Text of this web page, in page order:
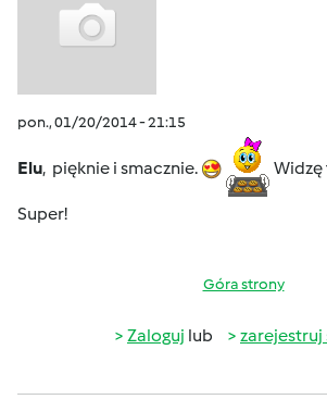
pon., 01/20/2014 - 21:15
Elu, pięknie i smacznie. Widzę
Super!
Góra strony
Zaloguj lub zarejestruj